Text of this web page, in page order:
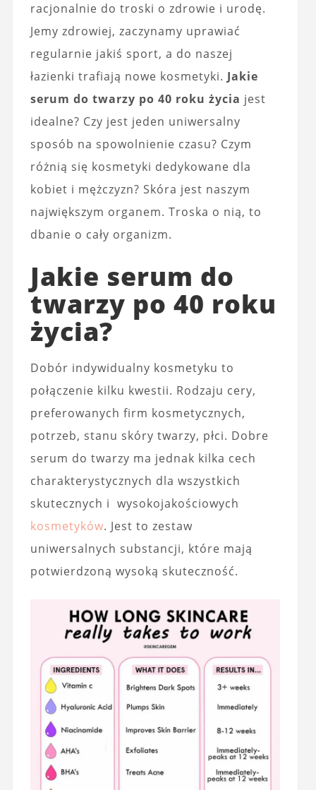
racjonalnie do troski o zdrowie i urodę.
Jemy zdrowiej, zaczynamy uprawiać
regularnie jakiś sport, a do naszej
łazienki trafiają nowe kosmetyki. Jakie
serum do twarzy po 40 roku życia jest
idealne? Czy jest jeden uniwersalny
sposób na spowolnienie czasu? Czym
różnią się kosmetyki dedykowane dla
kobiet i mężczyzn? Skóra jest naszym
największym organem. Troska o nią, to
dbanie o cały organizm.
Jakie serum do
twarzy po 40 roku
życia?
Dobór indywidualny kosmetyku to
połączenie kilku kwestii. Rodzaju cery,
preferowanych firm kosmetycznych,
potrzeb, stanu skóry twarzy, płci. Dobre
serum do twarzy ma jednak kilka cech
charakterystycznych dla wszystkich
skutecznych i wysokojakościowych
kosmetyków. Jest to zestaw
uniwersalnych substancji, które mają
potwierdzoną wysoką skuteczność.